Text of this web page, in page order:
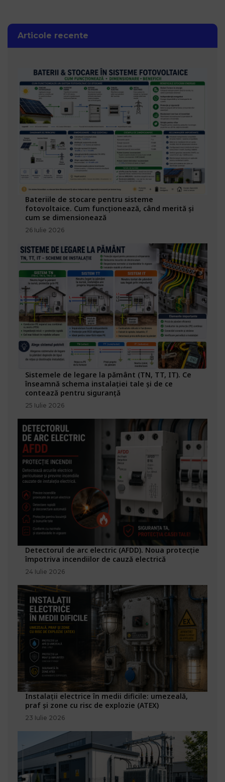
Articole recente
Bateriile de stocare pentru sisteme
fotovoltaice. Cum funcționează, când merită și
cum se dimensionează
26 Iulie 2026
Sistemele de legare la pământ (TN, TT, IT). Ce
înseamnă schema instalației tale și de ce
contează pentru siguranță
25 Iulie 2026
Detectorul de arc electric (AFDD). Noua protecție
împotriva incendiilor de cauză electrică
24 Iulie 2026
Instalații electrice în medii dificile: umezeală,
praf și zone cu risc de explozie (ATEX)
23 Iulie 2026